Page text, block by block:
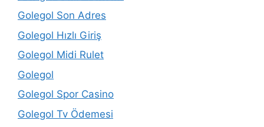
Golegol Son Adres
Golegol Hızlı Giriş
Golegol Midi Rulet
Golegol
Golegol Spor Casino
Golegol Tv Ödemesi